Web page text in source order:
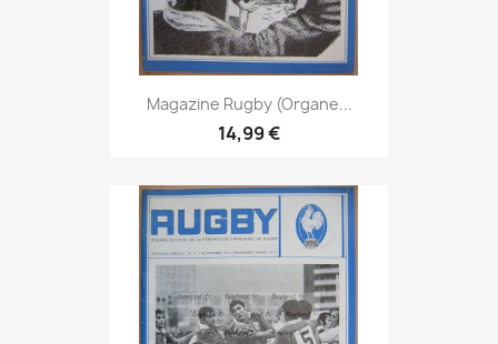
Magazine Rugby (Organe...
14,99 €